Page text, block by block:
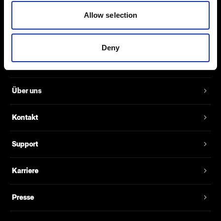
Allow selection
Deny
größer als JPEG-Dateien, weshalb sie
Über uns
Kontakt
Support
Karriere
Presse